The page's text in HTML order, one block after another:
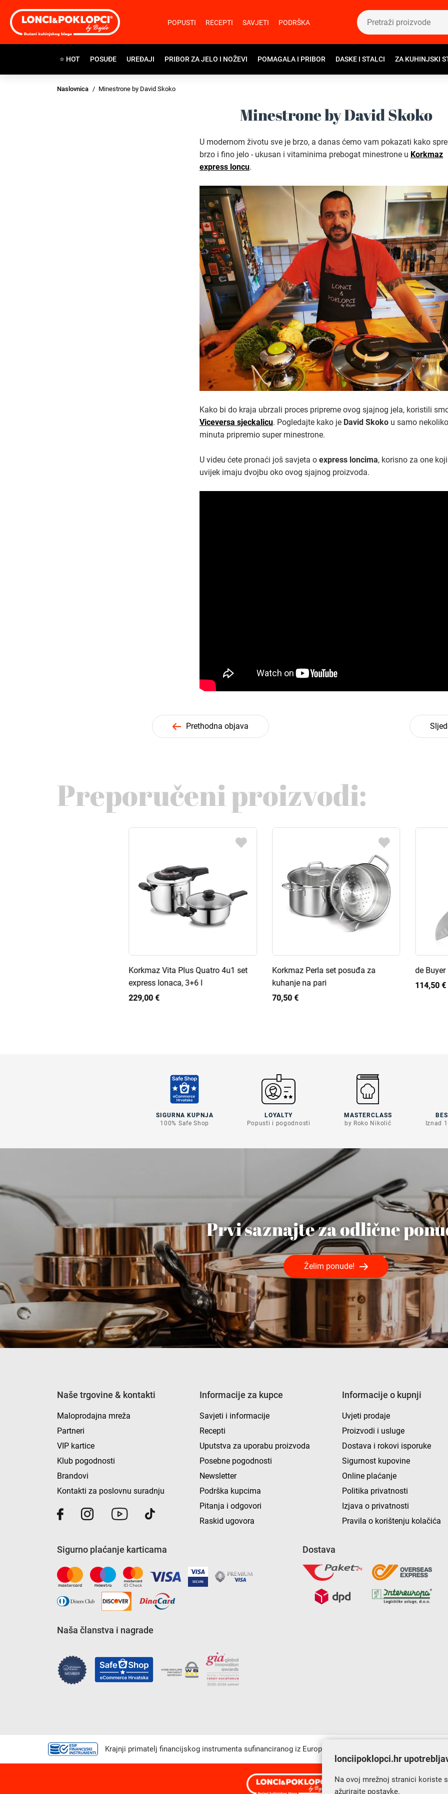
POPUSTI RECEPTI SAVJETI PODRŠKA
⭐ HOT POSUĐE UREĐAJI PRIBOR ZA JELO I NOŽEVI POMAGALA I PRIBOR DASKE I STALCI ZA KUHINJSKI
Naslovnica Minestrone by David Skoko
Minestrone by David Skoko
U modernom životu sve je brzo, a danas ćemo vam pokazati kako
brzo i fino jelo - ukusan i vitaminima prebogat minestrone u Korkmaz
express loncu.
Kako bi do kraja ubrzali proces pripreme ovog sjajnog jela, koristili
Viceversa sjeckalicu. Pogledajte kako je David Skoko u samo nekoliko
minuta pripremio super minestrone.
U videu ćete pronaći još savjeta o express loncima, korisno za one
uvijek imaju dvojbu oko ovog sjajnog proizvoda.
Prethodna objava
Preporučeni proizvodi:
Korkmaz Vita Plus Quatro 4u1 set
express lonaca, 3+6 l
229,00 €
Korkmaz Perla set posuđa za
kuhanje na pari
70,50 €
de
114,50 €
SIGURNA KUPNJA
100% Safe Shop
LOYALTY
Popusti i pogodnosti
MASTERCLASS
by Roko Nikolić
Iznad
Prvi saznajte za odlične
Želim ponude!
Naše trgovine & kontakti
Maloprodajna mreža
Partneri
VIP kartice
Klub pogodnosti
Brandovi
Kontakti za poslovnu suradnju
Informacije za kupce
Savjeti i informacije
Recepti
Uputstva za uporabu proizvoda
Posebne pogodnosti
Newsletter
Podrška kupcima
Pitanja i odgovori
Raskid ugovora
Informacije o kupnji
Uvjeti prodaje
Proizvodi i usluge
Dostava i rokovi isporuke
Sigurnost kupovine
Online plaćanje
Politika privatnosti
Izjava o privatnosti
Pravila o korištenju kolačića
Sigurno plaćanje karticama
Naša članstva i nagrade
Dostava
Krajnji primatelj financijskog instrumenta sufinanciranog iz Europskog fonda za regionalni razvoj u
s Vama od 2014. godine!
lonciipoklopci.hr
Na ovoj mrežnoj stranici koriste
ažurirajte postavke.